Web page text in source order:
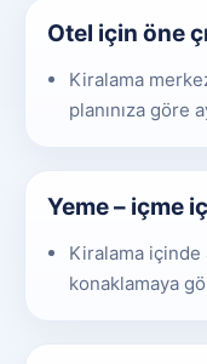
Otel için öne
Kiralama
planınıza göre
Yeme – içme
Kiralama içinde
konaklamaya